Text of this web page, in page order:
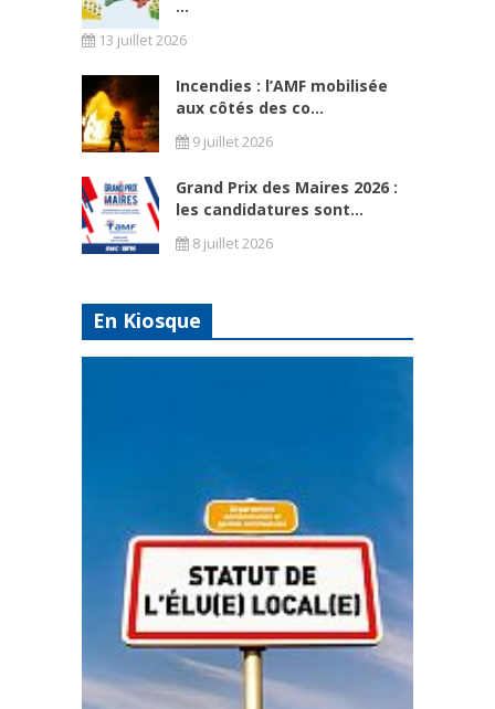
...
13 juillet 2026
Incendies : l’AMF mobilisée
aux côtés des co...
9 juillet 2026
Grand Prix des Maires 2026 :
les candidatures sont...
8 juillet 2026
En Kiosque